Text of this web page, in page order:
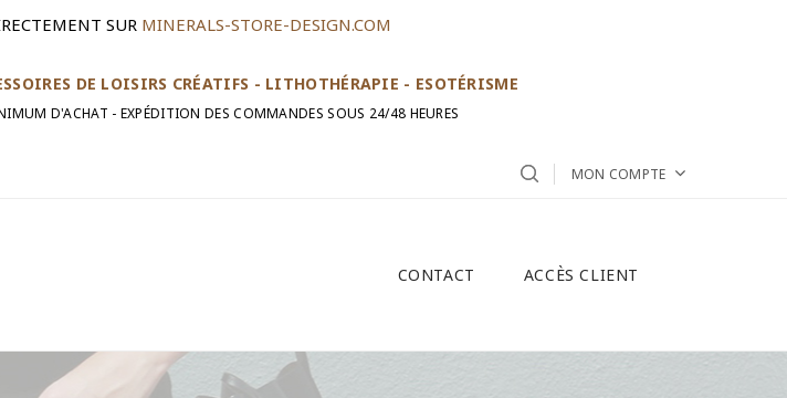
SUR MINERALS-STORE-DESIGN.COM
DE LOISIRS CRÉATIFS - LITHOTHÉRAPIE - ESOTÉRISME
D'ACHAT - EXPÉDITION DES COMMANDES SOUS 24/48 HEURES
MON COMPTE
CONTACT ACCÈS CLIENT